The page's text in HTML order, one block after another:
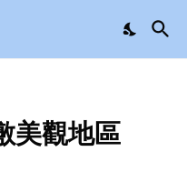
美觀地區